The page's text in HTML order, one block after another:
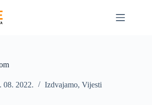
08. 2022. Izdvajamo, Vijesti